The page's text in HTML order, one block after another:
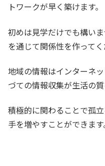
トワークが早く築けます。
初めは見学だけでも構い
を通じて関係性を作ってく
地域の情報はインターネ
づての情報収集が生活の質
積極的に関わることで孤
手を増やすことができます